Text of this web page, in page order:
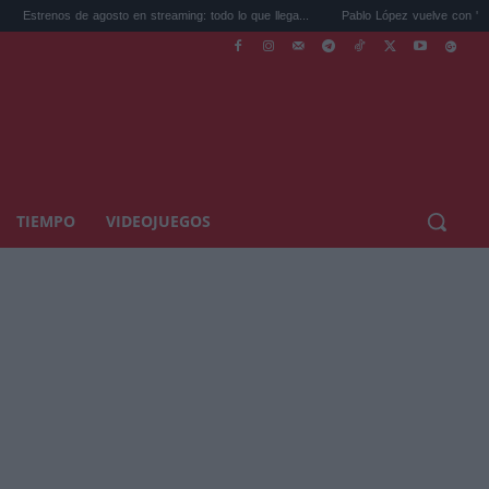
en streaming: todo lo que llega... Pablo López vuelve con 'El Cuatro': su
TIEMPO VIDEOJUEGOS